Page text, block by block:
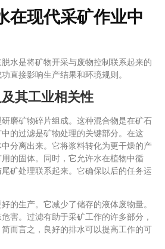
在现代采矿作业中
水是将矿物开采与废物控制联系起来的
直接影响生产结果和环境规则。
其工业相关性
磨矿物碎片组成。这种混合物是在矿石
的过滤是矿物处理的关键部分。在这
分离出来。它将浆料转化为更干燥的产
的固体。同时，它允许水在植物中循
矿处理联系起来。它确保以后的任务运
的生产。它减少了储存的液体废物量。
害。过滤有助于采矿工作的许多部分，
而言之，良好的排水可以提高工作的可